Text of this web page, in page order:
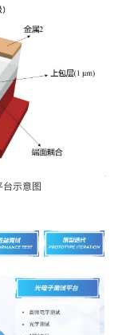
台示意图